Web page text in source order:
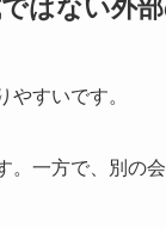
すいです。
一方で、別の